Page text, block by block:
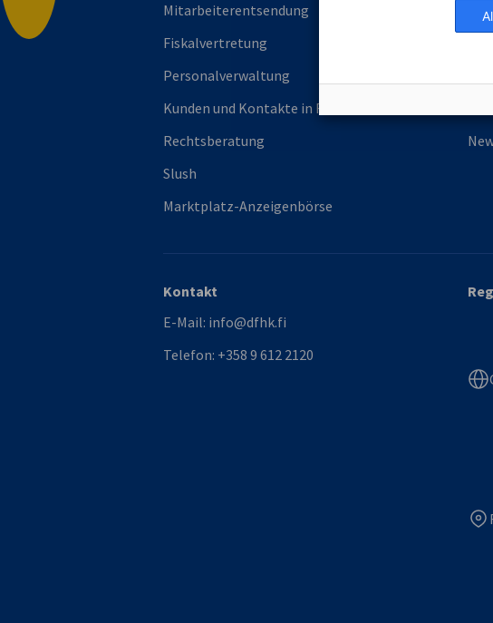
Mitarbeiterentsendung
Fiskalvertretung
Personalverwaltung
Kunden und Kontakte in Finnland
Rechtsberatung
Slush
Marktplatz-Anzeigenbörse
Kontakt
E-Mail: info@dfhk.fi
Telefon: +358 9 612 2120